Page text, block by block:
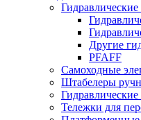
Другие
PFAFF
Самоходные
Штабелеры
Тележки для